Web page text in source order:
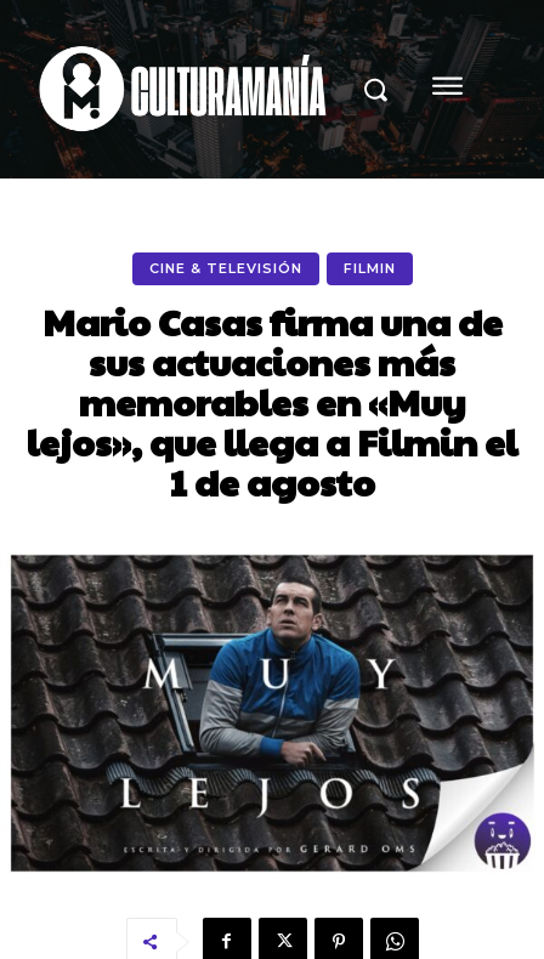
CINE & TELEVISIÓN FILMIN
Mario Casas firma una de
sus actuaciones más
memorables en «Muy
lejos», que llega a Filmin el
1 de agosto